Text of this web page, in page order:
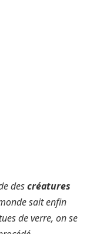
descréatures
sait enfin
de verre, on se